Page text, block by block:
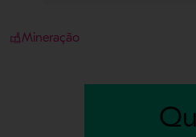
Mineração